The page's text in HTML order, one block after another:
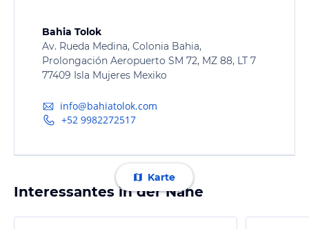
Bahia Tolok
Av. Rueda Medina, Colonia Bahia,
Prolongación Aeropuerto SM 72, MZ 88, LT 7
77409 Isla Mujeres Mexiko
info@bahiatolok.com
+52 9982272517
Karte
Interessantes in der Nähe